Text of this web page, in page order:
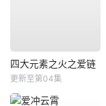
四大元素之火之爱链
更新至第04集